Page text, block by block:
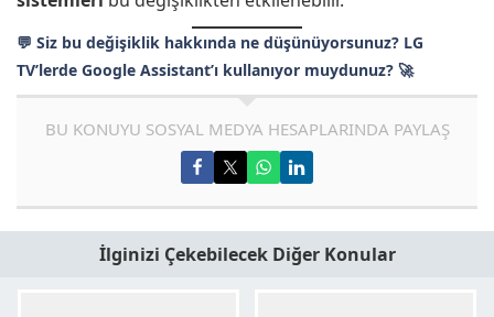
💬 Siz bu değişiklik hakkında ne düşünüyorsunuz? LG
TV’lerde Google Assistant’ı kullanıyor muydunuz? 🚀
BU KONUYU SOSYAL MEDYA HESAPLARINDA PAYLAŞ
İlginizi Çekebilecek Diğer Konular